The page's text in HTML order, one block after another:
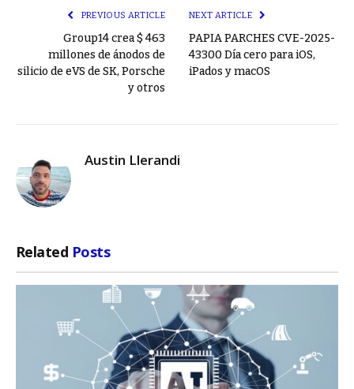
PREVIOUS ARTICLE
Group14 crea $ 463
millones de ánodos de
silicio de eVS de SK, Porsche
y otros
NEXT ARTICLE
PAPIA PARCHES CVE-2025-
43300 Día cero para iOS,
iPados y macOS
Austin Llerandi
Related Posts